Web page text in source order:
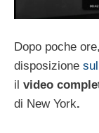
Dopo poche
disposizione
il video
di New York.